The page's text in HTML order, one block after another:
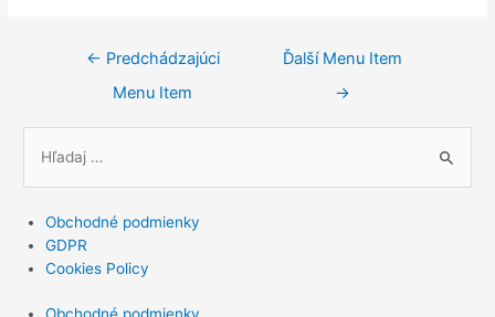
Navigácia
← Predchádzajúci
Menu Item
Ďalší Menu Item
→
Obchodné podmienky
GDPR
Cookies Policy